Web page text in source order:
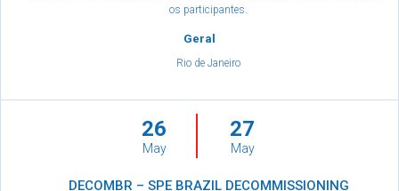
os participantes.
Geral
Rio de Janeiro
26
May
27
May
DECOMBR – SPE BRAZIL DECOMMISSIONING